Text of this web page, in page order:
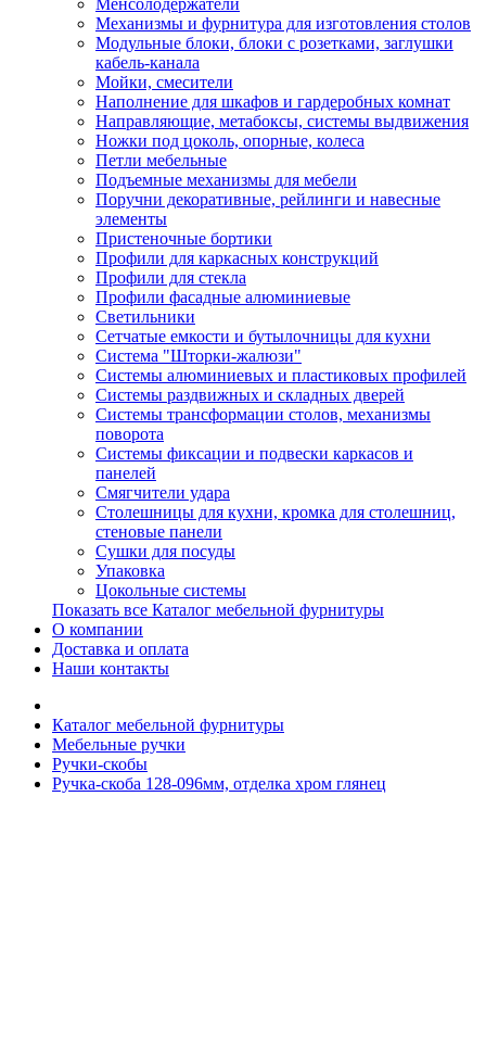
Менсолодержатели
Механизмы и фурнитура для изготовления столов
Модульные блоки, блоки с розетками, заглушки
кабель-канала
Мойки, смесители
Наполнение для шкафов и гардеробных комнат
Направляющие, метабоксы, системы выдвижения
Ножки под цоколь, опорные, колеса
Петли мебельные
Подъемные механизмы для мебели
Поручни декоративные, рейлинги и навесные
элементы
Пристеночные бортики
Профили для каркасных конструкций
Профили для стекла
Профили фасадные алюминиевые
Светильники
Сетчатые емкости и бутылочницы для кухни
Система "Шторки-жалюзи"
Системы алюминиевых и пластиковых профилей
Системы раздвижных и складных дверей
Системы трансформации столов, механизмы
поворота
Системы фиксации и подвески каркасов и
панелей
Смягчители удара
Столешницы для кухни, кромка для столешниц,
стеновые панели
Сушки для посуды
Упаковка
Цокольные системы
Показать все Каталог мебельной фурнитуры
О компании
Доставка и оплата
Наши контакты
Каталог мебельной фурнитуры
Мебельные ручки
Ручки-скобы
Ручка-скоба 128-096мм, отделка хром глянец